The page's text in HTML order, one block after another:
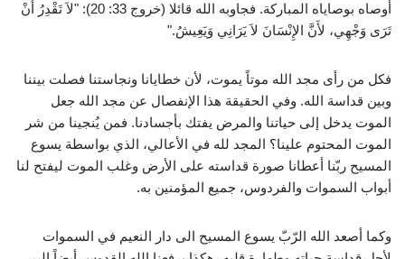
أوصاه بوصاياه المباركة. فجاوبه الله قائلا (خروج 33: 20): "لاَ تَقْدِرُ أَنْ
تَرَى وَجْهِي، لأَنَّ الإِنْسَانَ لاَ يَرَانِي وَيَعِيشُ."
فكل من رأى مجد الله موتاً يموت، لأن خطايانا ونجاستنا فصلت بيننا
وبين قداسة الله. وفي الحقيقة هذا الإنفصال عن مجد الله جعل
الموت يدخل إلى حياتنا والمرض يفتك بأجسادنا. فمن يُنجينا من شر
الموت المحتوم علينا؟ المجد لله في الأعالي، الذي بواسطة يسوع
المسيح ربّنا أعطانا صورة قداسته على الأرض وغلب الموت ليفتح لنا
أبواب السموات والفردوس، جميع المؤمنين به.
وكما أصعد الله الرّبّ يسوع المسيح الى دار النعيم في السموات